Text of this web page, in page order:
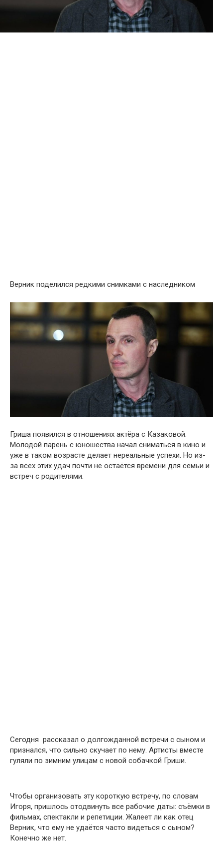
Верник поделился редкими снимками с наследником
Гриша появился в отношениях актёра с Казаковой.
Молодой парень с юношества начал сниматься в кино и
уже в таком возрасте делает нереальные успехи. Но из-
за всех этих удач почти не остаётся времени для семьи и
встреч с родителями.
Сегодня рассказал о долгожданной встречи с сыном и
признался, что сильно скучает по нему. Артисты вместе
гуляли по зимним улицам с новой собачкой Гриши.
Чтобы организовать эту короткую встречу, по словам
Игоря, пришлось отодвинуть все рабочие даты: съёмки в
фильмах, спектакли и репетиции. Жалеет ли как отец
Верник, что ему не удаётся часто видеться с сыном?
Конечно же нет.